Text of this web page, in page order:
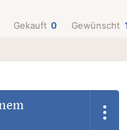
Gekauft 0 Gewünscht